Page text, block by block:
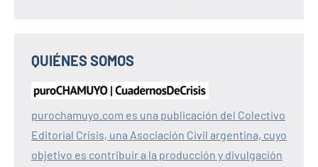
QUIÉNES SOMOS
purochamuyo.com es una publicación del Colectivo
Editorial Crisis, una Asociación Civil argentina, cuyo
objetivo es contribuir a la producción y divulgación